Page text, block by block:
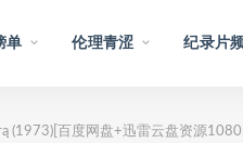
单 伦理青涩 纪录片
(1973)[百度网盘+迅雷云盘资源